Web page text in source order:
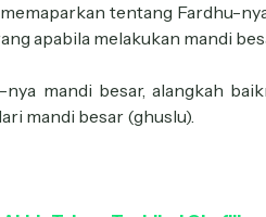
tentang Fardhu-
apabila melakukan mandi
mandi besar, alangkah
mandi besar (ghuslu).